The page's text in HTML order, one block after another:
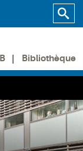
Bibliothèque